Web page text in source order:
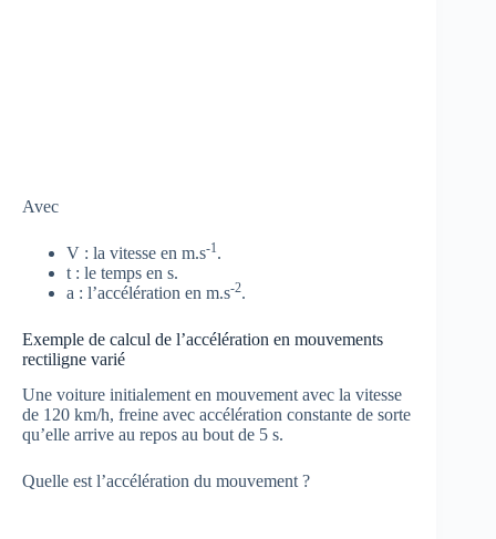
Avec
V : la vitesse en m.s-1 .
t : le temps en s.
a : l’accélération en m.s-2.
Exemple de calcul de l’accélération en mouvements
rectiligne varié
Une voiture initialement en mouvement avec la vitesse
de 120 km/h, freine avec accélération constante de sorte
qu’elle arrive au repos au bout de 5 s.
Quelle est l’accélération du mouvement ?